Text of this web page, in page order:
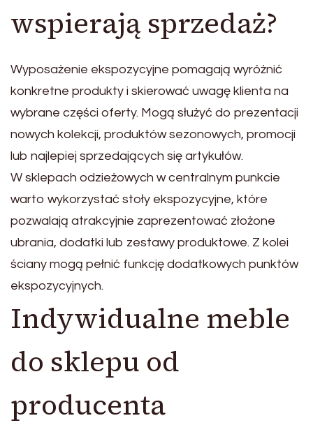
wspierają sprzedaż?
Wyposażenie ekspozycyjne pomagają wyróżnić
konkretne produkty i skierować uwagę klienta na
wybrane części oferty. Mogą służyć do prezentacji
nowych kolekcji, produktów sezonowych, promocji
lub najlepiej sprzedających się artykułów.
W sklepach odzieżowych w centralnym punkcie
warto wykorzystać stoły ekspozycyjne, które
pozwalają atrakcyjnie zaprezentować złożone
ubrania, dodatki lub zestawy produktowe. Z kolei
ściany mogą pełnić funkcję dodatkowych punktów
ekspozycyjnych.
Indywidualne meble
do sklepu od
producenta